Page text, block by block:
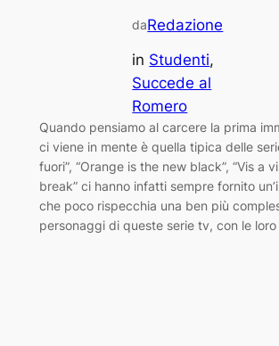
daRedazione
in Studenti
Succede al
Romero
Quando pensiamo al carcere la prima
ci viene in mente è quella tipica delle
fuori”, “Orange is the new black”, “Vis a
break” ci hanno infatti sempre fornito
che poco rispecchia una ben più
personaggi di queste serie tv, con le